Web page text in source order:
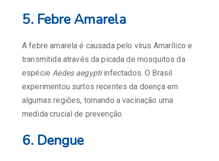
5. Febre Amarela
A febre amarela é causada pelo vírus Amarílico e
transmitida através da picada de mosquitos da
espécieAedes aegyptiinfectados. O Brasil
experimentou surtos recentes da doença em
algumas regiões, tornando a vacinação uma
medida crucial de prevenção.
6. Dengue